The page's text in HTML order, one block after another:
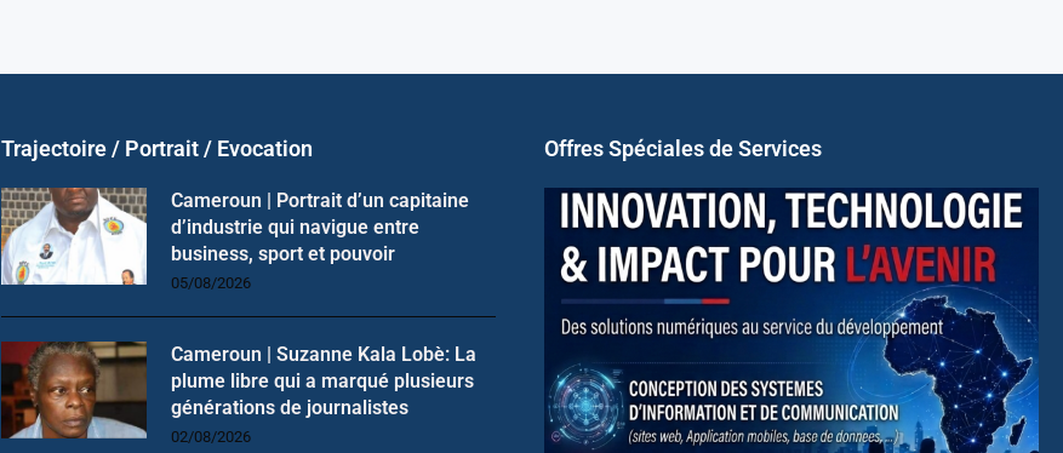
Trajectoire / Portrait / Evocation
Cameroun | Portrait d’un capitaine
d’industrie qui navigue entre
business, sport et pouvoir
05/08/2026
Cameroun | Suzanne Kala Lobè: La
plume libre qui a marqué plusieurs
générations de journalistes
02/08/2026
Offres Spéciales de Services